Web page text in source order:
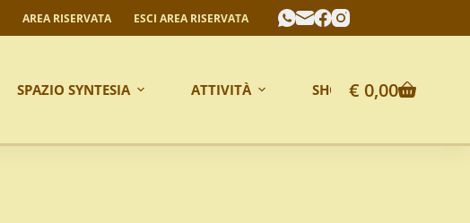
AREA RISERVATA ESCI AREA RISERVATA
SPAZIO SYNTESIA ATTIVITÀ SHOP ONLINE
€ 0,00